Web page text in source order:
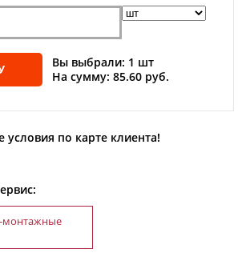
Вы выбрали: 1 шт
На сумму: 85.60 руб.
условия по карте клиента!
монтажные